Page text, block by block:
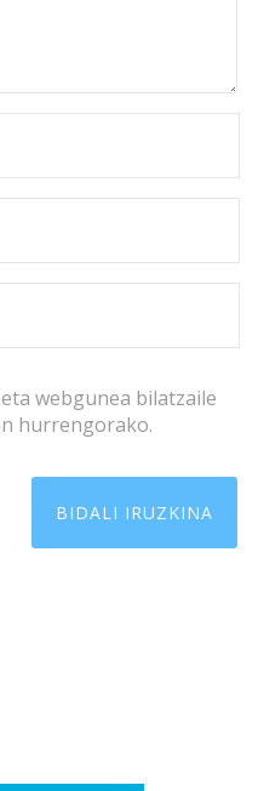
webgunea bilatzaile
hurrengorako.